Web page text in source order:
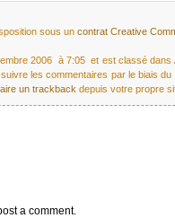
sous un contrat Creative
2006 à 7:05 et est classé dans
suivre les commentaires par le biais
un trackback depuis votre propre
a comment.